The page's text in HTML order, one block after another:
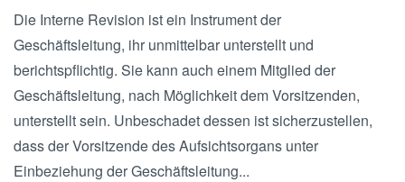
Die Interne Revision ist ein Instrument der
Geschäftsleitung, ihr unmittelbar unterstellt und
berichtspflichtig. Sie kann auch einem Mitglied der
Geschäftsleitung, nach Möglichkeit dem Vorsitzenden,
unterstellt sein. Unbeschadet dessen ist sicherzustellen,
dass der Vorsitzende des Aufsichtsorgans unter
Einbeziehung der Geschäftsleitung...